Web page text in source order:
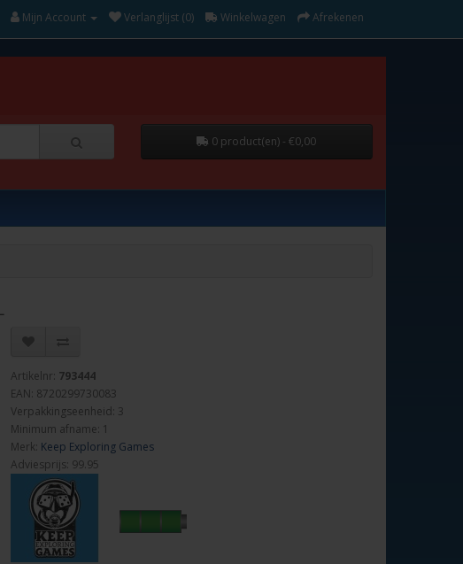
Mijn Account Verlanglijst (0) Winkelwagen Afrekenen
0 product(en) - €0,00
Artikelnr: 793444
EAN: 8720299730083
Verpakkingseenheid: 3
Minimum afname: 1
Merk: Keep Exploring Games
Adviesprijs: 99.95